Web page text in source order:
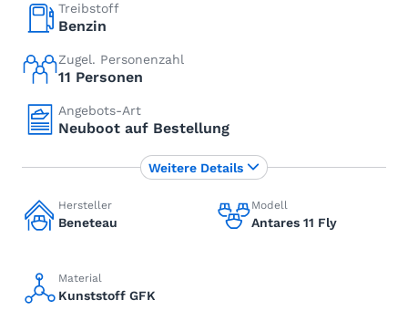
Treibstoff
Benzin
Zugel. Personenzahl
11 Personen
Angebots-Art
Neuboot auf Bestellung
Hersteller
Beneteau
Modell
Antares 11 Fly
Material
Kunststoff GFK
Weitere Details